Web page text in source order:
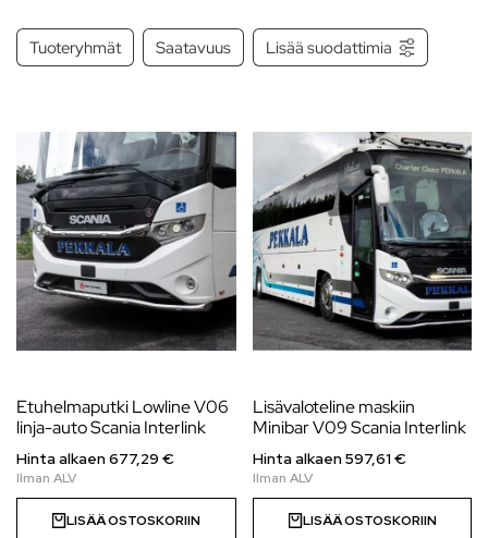
Tuoteryhmät Saatavuus Lisää suodattimia
Etuhelmaputki Lowline V06
linja-auto Scania Interlink
Hinta alkaen677,29 €
LISÄÄ OSTOSKORIIN
Lisävaloteline maskiin
Minibar V09 Scania Interlink
Hinta alkaen597,61€
LISÄÄ OSTOSKORIIN